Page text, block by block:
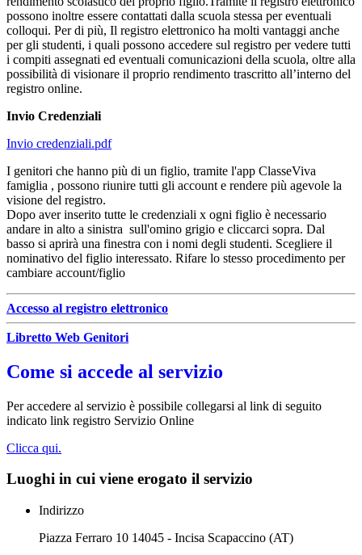
possono inoltre essere contattati dalla scuola stessa per eventuali
colloqui. Per di più, Il registro elettronico ha molti vantaggi anche
per gli studenti, i quali possono accedere sul registro per vedere tutti
i compiti assegnati ed eventuali comunicazioni della scuola, oltre alla
possibilità di visionare il proprio rendimento trascritto all’interno del
registro online.
Invio Credenziali
Invio credenziali.pdf
I genitori che hanno più di un figlio, tramite l'app ClasseViva
famiglia , possono riunire tutti gli account e rendere più agevole la
visione del registro.
Dopo aver inserito tutte le credenziali x ogni figlio è necessario
andare in alto a sinistra sull'omino grigio e cliccarci sopra. Dal
basso si aprirà una finestra con i nomi degli studenti. Scegliere il
nominativo del figlio interessato. Rifare lo stesso procedimento per
cambiare account/figlio
Accesso al registro elettronico
Libretto Web Genitori
Come si accede al servizio
Per accedere al servizio è possibile collegarsi al link di seguito
indicato link registro Servizio Online
Clicca qui.
Luoghi in cui viene erogato il servizio
Indirizzo
Piazza Ferraro 10 14045 - Incisa Scapaccino (AT)